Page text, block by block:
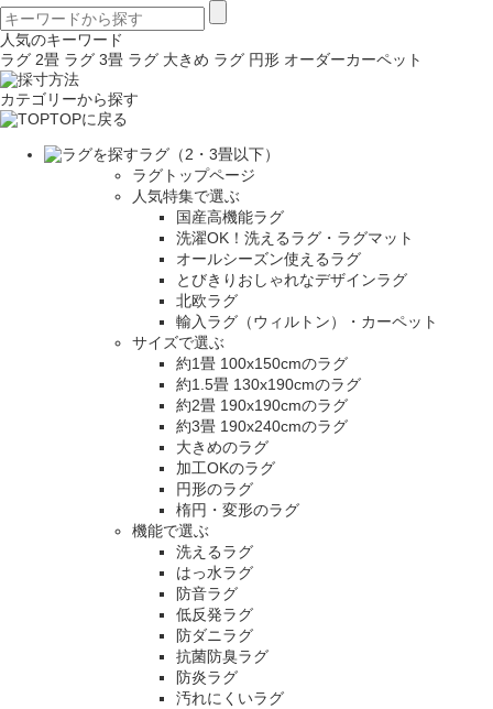
人気のキーワード
ラグ 2畳 ラグ 3畳 ラグ 大きめ ラグ 円形 オーダーカーペット
カテゴリーから探す
TOPに戻る
ラグ（2・3畳以下）
ラグトップページ
人気特集で選ぶ
国産高機能ラグ
洗濯OK！洗えるラグ・ラグマット
オールシーズン使えるラグ
とびきりおしゃれなデザインラグ
北欧ラグ
輸入ラグ（ウィルトン）・カーペット
サイズで選ぶ
約1畳 100x150cmのラグ
約1.5畳 130x190cmのラグ
約2畳 190x190cmのラグ
約3畳 190x240cmのラグ
大きめのラグ
加工OKのラグ
円形のラグ
楕円・変形のラグ
機能で選ぶ
洗えるラグ
はっ水ラグ
防音ラグ
低反発ラグ
防ダニラグ
抗菌防臭ラグ
防炎ラグ
汚れにくいラグ